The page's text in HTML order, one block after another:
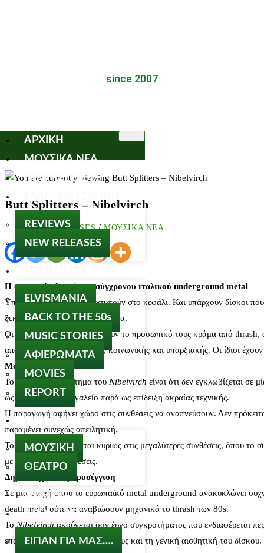
since 2007
ΑΡΧΙΚΗ
ΜΟΥΣΙΚΑ ΝΕΑ
NEW RELEASES
REVIEWS
NEW RELEASES
ELVISMANIA
BACK TO THE 50s
MUSIC STORIES
ΑΦΙΕΡΩΜΑΤΑ
MOVIES
REPORT
ΣΥΝΕΝΤΕΥΞΕΙΣ
ΜΟΥΣΙΚΗ
ΘΕΑΤΡΟ
ΘΕΑΤΡΟ
ABOUT US
ΕΙΠΑΝ ΓΙΑ ΜΑΣ….
Butt Splitters – Nibelvirch
NEW RELEASES / ΜΟΥΣΙΚΑ ΝΕΑ
Η σκοτεινή πλευρά του σύγχρονου ιταλικού underground metal
Υπάρχουν δίσκοι που σε χτυπούν στο κεφάλι. Και υπάρχουν δίσκοι
ξεκάθαρα στη δεύτερη κατηγορία.
Οι Ιταλοί συνεχίζουν να χτίζουν το προσωπικό τους κράμα από
αποσύνθεσης: ψυχολογικής, κοινωνικής και υπαρξιακής. Οι ίδιοι
Μουσική ανάλυση
Το μεγάλο πλεονέκτημα του Nibelvirch είναι ότι δεν εγκλωβίζεται
ως αφηγηματικό εργαλείο παρά ως επίδειξη ακραίας τεχνικής.
Η παραγωγή αφήνει χώρο στις συνθέσεις να αναπνεύσουν. Δεν
παραμένει συνεχώς απειλητική.
Το ενδιαφέρον βρίσκεται κυρίως στις μεγαλύτερες συνθέσεις, όπου
με απλές metal συνθέσεις.
Δημοσιογραφική προσέγγιση
Σε μια εποχή όπου το ευρωπαϊκό metal underground ανακυκλώνει
death metal ούτε να αναβιώσουν μηχανικά το thrash των 80s.
Το Nibelvirch ακούγεται σαν έργο συγκροτήματος που ενδιαφέρεται
επανέρχονται συχνά στους τίτλους και τη γενική αισθητική του δίσκου.